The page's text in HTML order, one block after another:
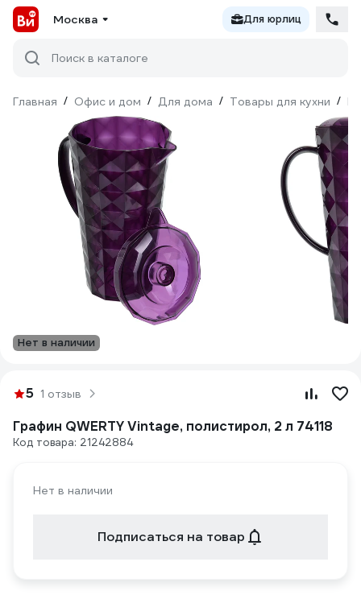
Москва Для юрлиц
Поиск в каталоге
Главная / Офис и дом / Для дома / Товары для кухни /
Нет в наличии
5 1 отзыв
Графин QWERTY Vintage, полистирол, 2 л 74118
Код товара: 21242884
Нет в наличии
Подписаться на товар